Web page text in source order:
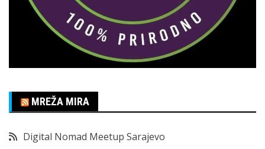
MREŽA MIRA
Digital Nomad Meetup Sarajevo